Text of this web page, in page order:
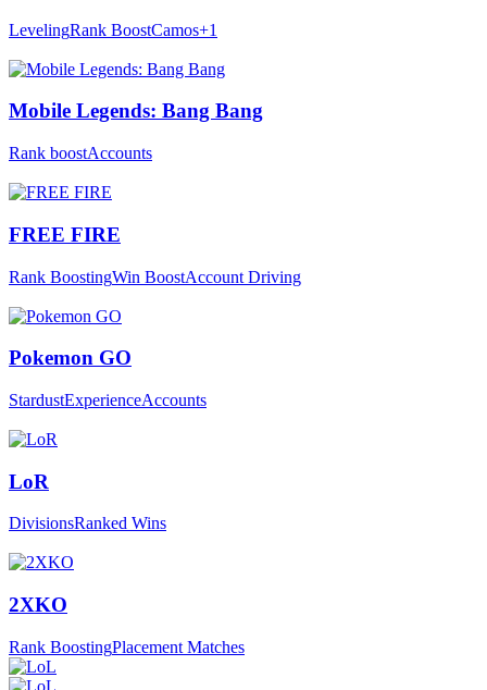
LevelingRank BoostCamos+1
Mobile Legends: Bang Bang
Rank boostAccounts
FREE FIRE
Rank BoostingWin BoostAccount Driving
Pokemon GO
StardustExperienceAccounts
LoR
DivisionsRanked Wins
2XKO
Rank BoostingPlacement Matches